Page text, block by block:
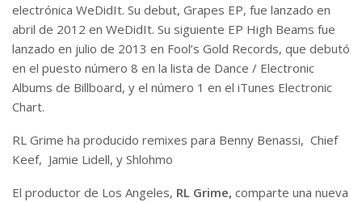
electrónica WeDidIt. Su debut, Grapes EP, fue lanzado en
abril de 2012 en WeDidIt. Su siguiente EP High Beams fue
lanzado en julio de 2013 en Fool’s Gold Records, que debutó
en el puesto número 8 en la lista de Dance / Electronic
Albums de Billboard, y el número 1 en el iTunes Electronic
Chart.
RL Grime ha producido remixes para Benny Benassi, Chief
Keef, Jamie Lidell, y Shlohmo
El productor de Los Angeles, RL Grime, comparte una nueva